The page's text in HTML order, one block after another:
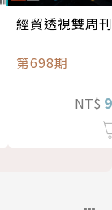
經貿透視雙周刊
第698期
NT$